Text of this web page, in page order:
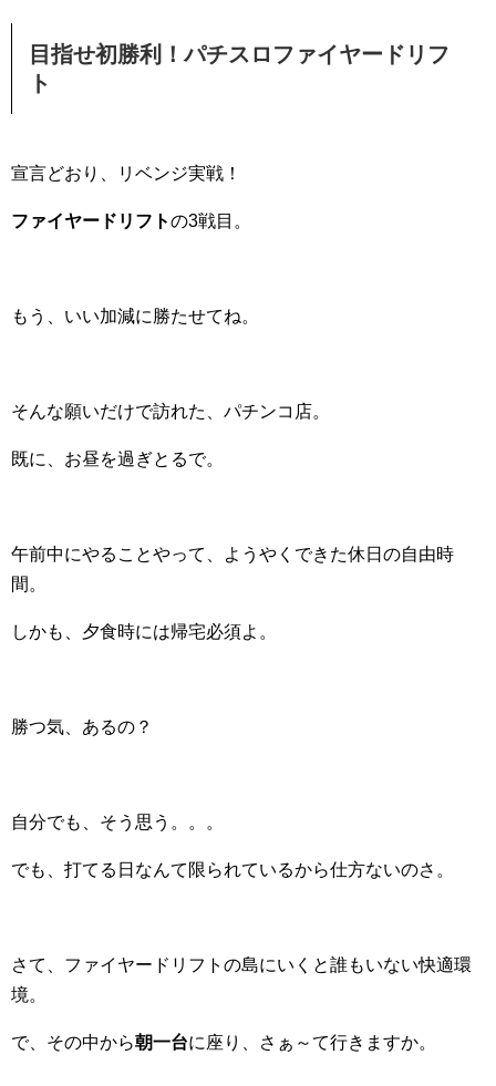
目指せ初勝利！パチスロファイヤードリフ
ト
宣言どおり、リベンジ実戦！
ファイヤードリフトの3戦目。
もう、いい加減に勝たせてね。
そんな願いだけで訪れた、パチンコ店。
既に、お昼を過ぎとるで。
午前中にやることやって、ようやくできた休日の自由時
間。
しかも、夕食時には帰宅必須よ。
勝つ気、あるの？
自分でも、そう思う。。。
でも、打てる日なんて限られているから仕方ないのさ。
さて、ファイヤードリフトの島にいくと誰もいない快適環
境。
で、その中から朝一台に座り、さぁ～て行きますか。